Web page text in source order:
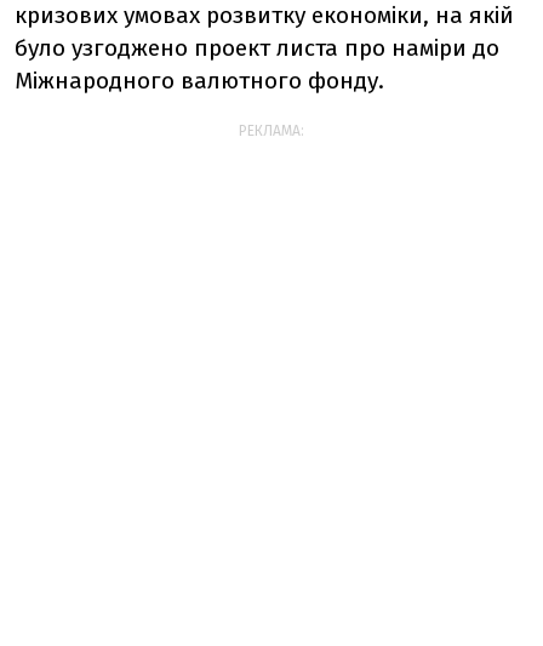
кризових умовах розвитку економіки, на якій
було узгоджено проект листа про наміри до
Міжнародного валютного фонду.
РЕКЛАМА: